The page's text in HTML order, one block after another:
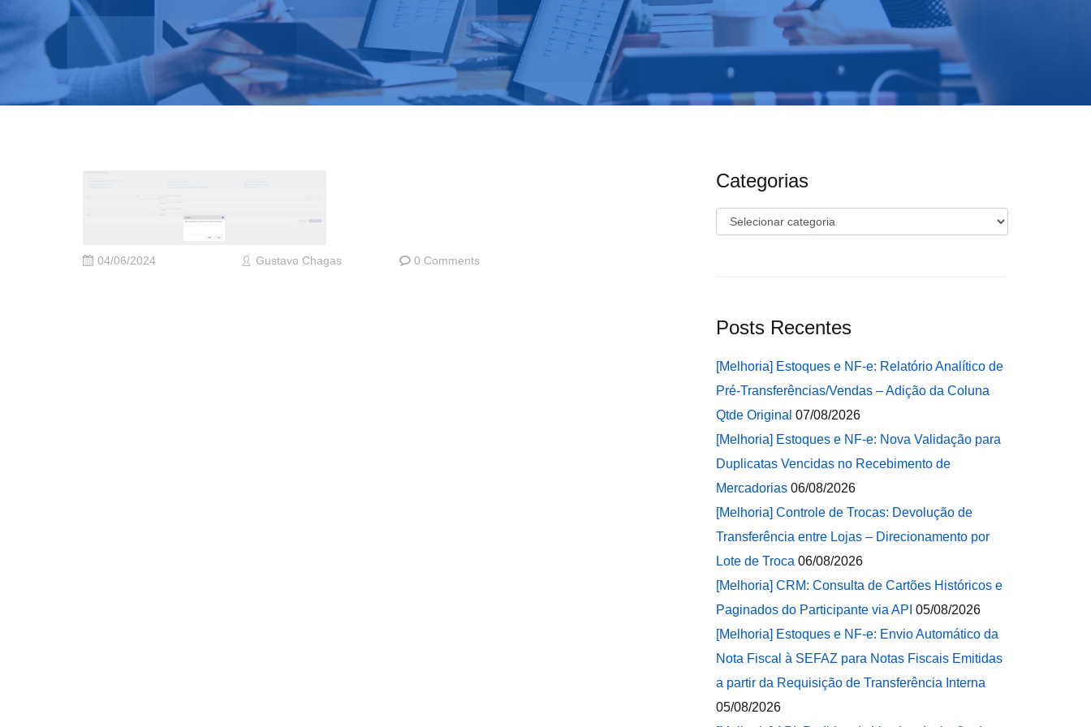
04/06/2024 Gustavo Chagas 0 Comments
Categorias
Categorias
Posts Recentes
[Melhoria] Estoques e NF-e: Relatório Analítico de
Pré-Transferências/Vendas – Adição da Coluna
Qtde Original 07/08/2026
[Melhoria] Estoques e NF-e: Nova Validação para
Duplicatas Vencidas no Recebimento de
Mercadorias 06/08/2026
[Melhoria] Controle de Trocas: Devolução de
Transferência entre Lojas – Direcionamento por
Lote de Troca 06/08/2026
[Melhoria] CRM: Consulta de Cartões Históricos e
Paginados do Participante via API 05/08/2026
[Melhoria] Estoques e NF-e: Envio Automático da
Nota Fiscal à SEFAZ para Notas Fiscais Emitidas
a partir da Requisição de Transferência Interna
05/08/2026